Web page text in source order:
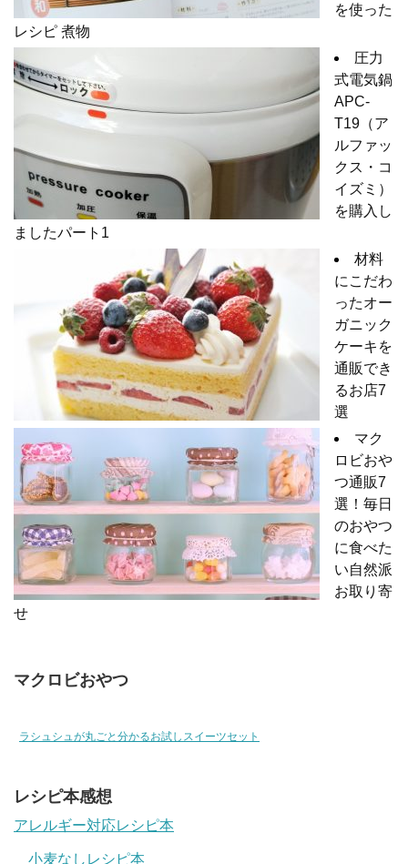
を使った
レシピ 煮物
圧力
式電気鍋
APC-
T19（ア
ルファッ
クス・コ
イズミ）
を購入し
ましたパート1
材料
にこだわ
ったオー
ガニック
ケーキを
通販でき
るお店7
選
マク
ロビおや
つ通販7
選！毎日
のおやつ
に食べた
い自然派
お取り寄
せ
マクロビおやつ
ラシュシュが丸ごと分かるお試しスイーツセット
レシピ本感想
アレルギー対応レシピ本
小麦なしレシピ本